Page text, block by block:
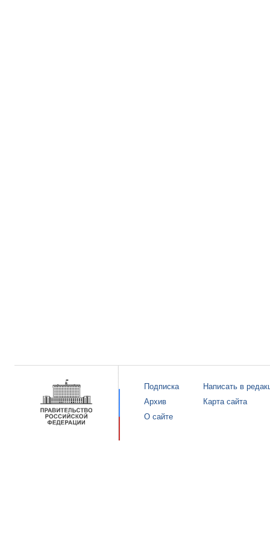
Подписка
Архив
О сайте
Написать в
Карта сайта